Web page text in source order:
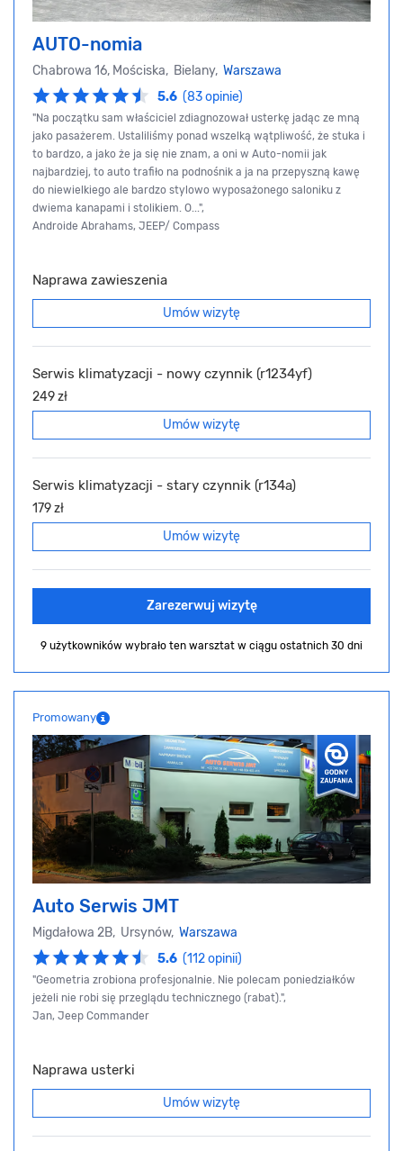
AUTO-nomia
Chabrowa 16, Mościska, Bielany, Warszawa
5.6 (83 opinie)
"Na początku sam właściciel zdiagnozował usterkę jadąc ze mną
jako pasażerem. Ustaliliśmy ponad wszelką wątpliwość, że stuka i
to bardzo, a jako że ja się nie znam, a oni w Auto-nomii jak
najbardziej, to auto trafiło na podnośnik a ja na przepyszną kawę
do niewielkiego ale bardzo stylowo wyposażonego saloniku z
dwiema kanapami i stolikiem. O...",
Androide Abrahams, JEEP/ Compass
Naprawa zawieszenia
Umów wizytę
Serwis klimatyzacji - nowy czynnik (r1234yf)
249 zł
Umów wizytę
Serwis klimatyzacji - stary czynnik (r134a)
179 zł
Umów wizytę
Zarezerwuj wizytę
9 użytkowników wybrało ten warsztat w ciągu ostatnich 30 dni
Promowany
Auto Serwis JMT
Migdałowa 2B, Ursynów, Warszawa
5.6 (112 opinii)
"Geometria zrobiona profesjonalnie. Nie polecam poniedziałków
jeżeli nie robi się przeglądu technicznego (rabat).",
Jan, Jeep Commander
Naprawa usterki
Umów wizytę